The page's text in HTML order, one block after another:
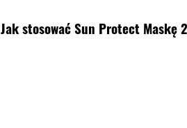
Jak stosować Sun Protect Maskę